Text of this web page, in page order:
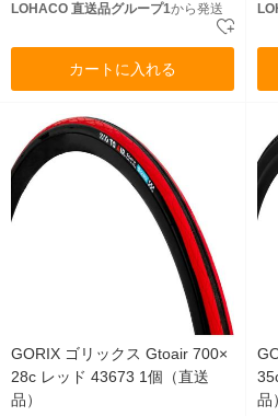
LOHACO 直送品グループ1から発送
カートに入れる
GORIX ゴリックス Gtoair 700×
28c レッド 43673 1個（直送
品）
品）